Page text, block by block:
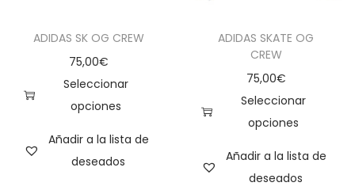
ADIDAS SK OG CREW
75,00€
Seleccionar
opciones
Añadir a la lista de
deseados
ADIDAS SKATE OG
CREW
75,00€
Seleccionar
opciones
Añadir a la lista de
deseados